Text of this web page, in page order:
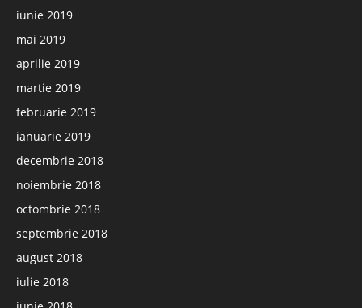
iunie 2019
mai 2019
aprilie 2019
martie 2019
februarie 2019
ianuarie 2019
decembrie 2018
noiembrie 2018
octombrie 2018
septembrie 2018
august 2018
iulie 2018